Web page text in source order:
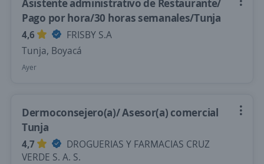
Asistente administrativo de Restaurante/
Pago por hora/30 horas semanales/Tunja
4,6
FRISBY S.A
Tunja, Boyacá
Ayer
Dermoconsejero(a)/ Asesor(a) comercial
Tunja
4,7
DROGUERIAS Y FARMACIAS CRUZ
VERDE S. A. S.